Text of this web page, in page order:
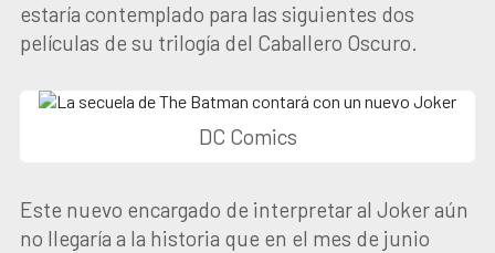
estaría contemplado para las siguientes dos
películas de su trilogía del Caballero Oscuro.
DC Comics
Este nuevo encargado de interpretar al Joker aún
no llegaría a la historia que en el mes de junio